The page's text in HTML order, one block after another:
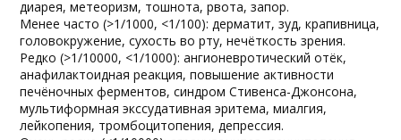
диарея, метеоризм, тошнота, рвота, запор.
Менее часто (>1/1000, <1/100): дерматит, зуд, крапивница,
головокружение, сухость во рту, нечёткость зрения.
Редко (>1/10000, <1/1000): ангионевротический отёк,
анафилактоидная реакция, повышение активности
печёночных ферментов, синдром Стивенса-Джонсона,
мультиформная экссудативная эритема, миалгия,
лейкопения, тромбоцитопения, депрессия.